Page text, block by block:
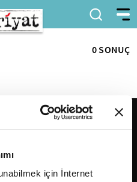
için İnternet
0 SONUÇ